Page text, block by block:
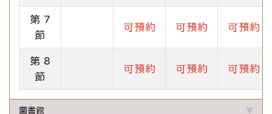
第 7
節
可預約 可預約 可預約
第 8
節
可預約 可預約 可預約
圖書館